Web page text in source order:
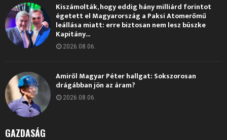
Kiszámolták, hogy eddig hány milliárd forintot
égetett el Magyarország a Paksi Atomerőmű
leállása miatt: erre biztosan nem lesz büszke
Kapitány...
2026.08.06.
Amiről Magyar Péter hallgat: Sokszorosan
drágábban jön az áram?
2026.08.06.
GAZDASÁG